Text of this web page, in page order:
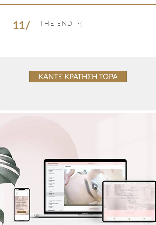
11/ THE END :-(
ΚΑΝΤΕ ΚΡΑΤΗΣΗ ΤΩΡΑ